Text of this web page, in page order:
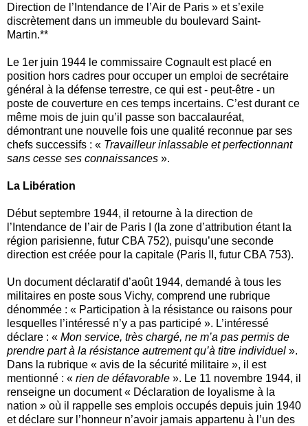
Direction de l’Intendance de l’Air de Paris » et s’exile
discrètement dans un immeuble du boulevard Saint-
Martin.**
Le 1er juin 1944 le commissaire Cognault est placé en
position hors cadres pour occuper un emploi de secrétaire
général à la défense terrestre, ce qui est - peut-être - un
poste de couverture en ces temps incertains. C’est durant ce
même mois de juin qu’il passe son baccalauréat,
démontrant une nouvelle fois une qualité reconnue par ses
chefs successifs : « Travailleur inlassable et perfectionnant
sans cesse ses connaissances ».
La Libération
Début septembre 1944, il retourne à la direction de
l’Intendance de l’air de Paris I (la zone d’attribution étant la
région parisienne, futur CBA 752), puisqu’une seconde
direction est créée pour la capitale (Paris II, futur CBA 753).
Un document déclaratif d’août 1944, demandé à tous les
militaires en poste sous Vichy, comprend une rubrique
dénommée : « Participation à la résistance ou raisons pour
lesquelles l’intéressé n’y a pas participé ». L’intéressé
déclare : « Mon service, très chargé, ne m’a pas permis de
prendre part à la résistance autrement qu’à titre individuel ».
Dans la rubrique « avis de la sécurité militaire », il est
mentionné : « rien de défavorable ». Le 11 novembre 1944, il
renseigne un document « Déclaration de loyalisme à la
nation » où il rappelle ses emplois occupés depuis juin 1940
et déclare sur l’honneur n’avoir jamais appartenu à l’un des